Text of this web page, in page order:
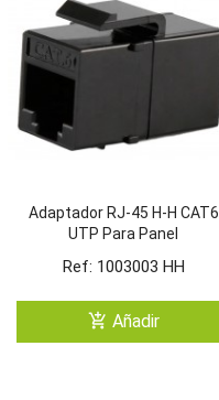
Adaptador RJ-45 H-H CAT6
UTP Para Panel
Ref: 1003003 HH
add_shopping_cart Añadir